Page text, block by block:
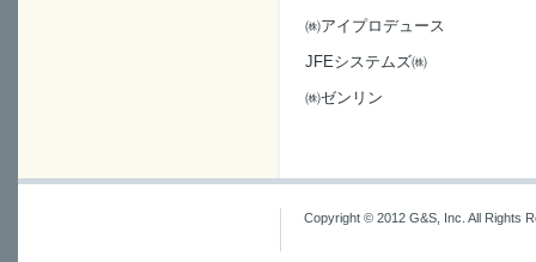
㈱アイプロデュース
JFEシステムズ㈱
㈱ゼンリン
Copyright © 2012 G&S, Inc. All Rights